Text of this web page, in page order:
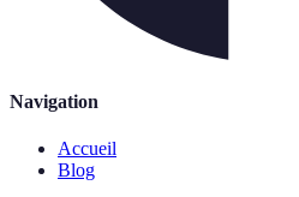
Navigation
Accueil
Blog